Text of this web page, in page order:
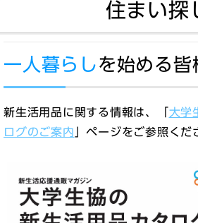
住まい探
一人暮らしを始める皆
新生活用品に関する情報は、「 大学
ログのご案内 」ページをご参照くだ